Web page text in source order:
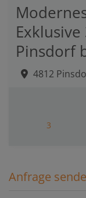
Pinsdorf
4812
3
Anfrage